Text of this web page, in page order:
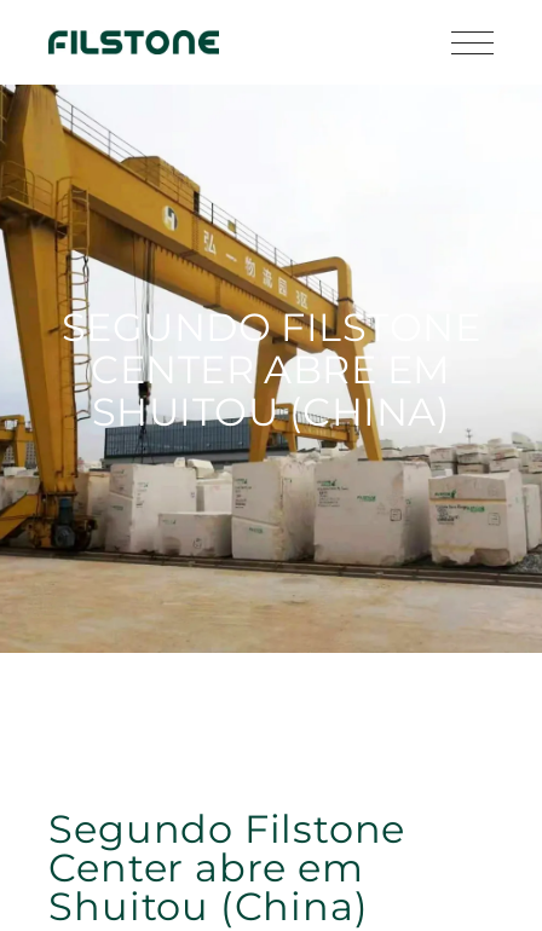
SEGUNDO FILSTONE
CENTER ABRE EM
SHUITOU (CHINA)
Segundo Filstone
Center abre em
Shuitou (China)